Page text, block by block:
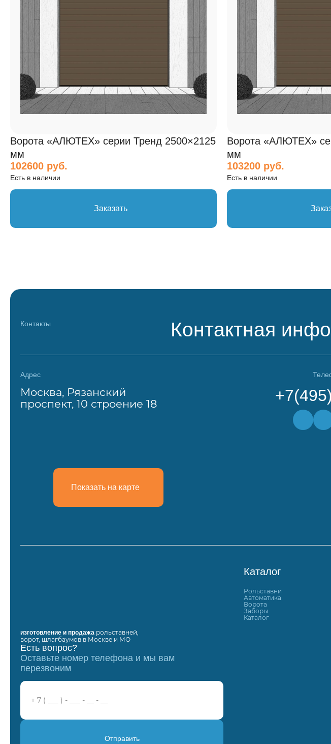
Ворота «АЛЮТЕХ» серии Тренд 2500×2125
мм
102600 руб.
Есть в наличии
Заказать
Ворота «АЛЮТЕХ»
мм
103200 руб.
Есть в наличии
Контакты Контактная
Адрес
Москва, Рязанский
проспект, 10 строение 18
Показать на карте
изготовление и продажа рольставней,
ворот, шлагбаумов в Москве и МО
Есть вопрос?
Оставьте номер телефона и мы вам
перезвоним
Отправить
Каталог
Рольставни
Автоматика
Ворота
Заборы
Каталог